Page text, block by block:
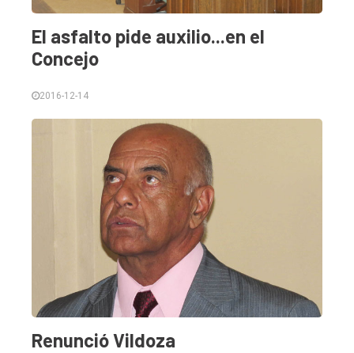
El asfalto pide auxilio...en el
Concejo
2016-12-14
Renunció Vildoza